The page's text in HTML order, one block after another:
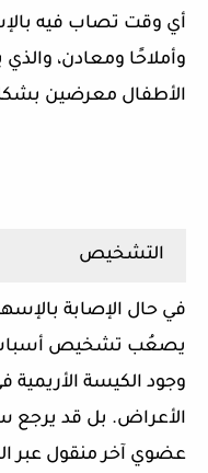
أي وقت تصاب فيه
وأملاحًا ومعادن،
الأطفال معرضين
التشخيص
في حال الإصابة
يصعُب تشخيص أسباب
وجود الكيسة الأريمية
الأعراض. بل قد يرجع
عضوي آخر منقول عبر